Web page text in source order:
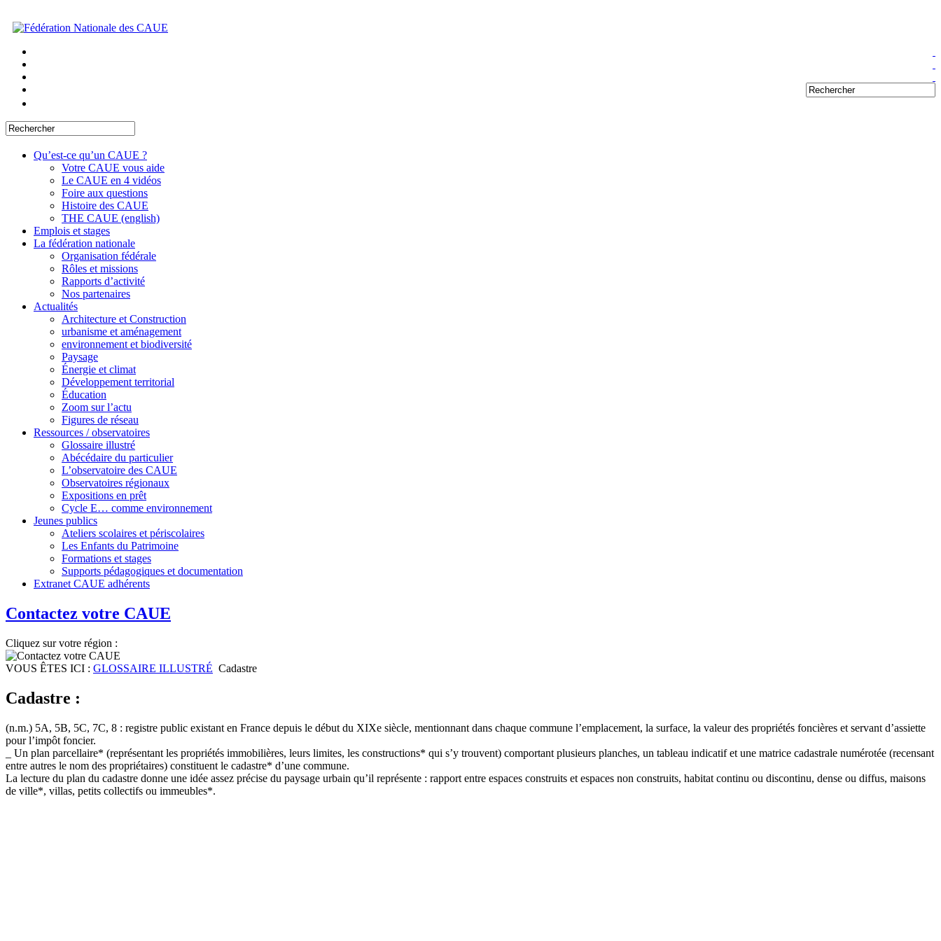
Qu’est-ce qu’un CAUE ?
Votre CAUE vous aide
Le CAUE en 4 vidéos
Foire aux questions
Histoire des CAUE
THE CAUE (english)
Emplois et stages
La fédération nationale
Organisation fédérale
Rôles et missions
Rapports d’activité
Nos partenaires
Actualités
Architecture et Construction
urbanisme et aménagement
environnement et biodiversité
Paysage
Énergie et climat
Développement territorial
Éducation
Zoom sur l’actu
Figures de réseau
Ressources / observatoires
Glossaire illustré
Abécédaire du particulier
L’observatoire des CAUE
Observatoires régionaux
Expositions en prêt
Cycle E… comme environnement
Jeunes publics
Ateliers scolaires et périscolaires
Les Enfants du Patrimoine
Formations et stages
Supports pédagogiques et documentation
Extranet CAUE adhérents
Contactez votre CAUE
Cliquez sur votre région :
VOUS ÊTES ICI : GLOSSAIRE ILLUSTRÉ Cadastre
Cadastre :
(n.m.) 5A, 5B, 5C, 7C, 8 : registre public existant en France depuis le début du XIXe siècle, mentionnant dans chaque commune l’emplacement, la surface, la valeur des propriétés foncières et servant d’assiette
pour l’impôt foncier.
_ Un plan parcellaire* (représentant les propriétés immobilières, leurs limites, les constructions* qui s’y trouvent) comportant plusieurs planches, un tableau indicatif et une matrice cadastrale numérotée (recensant
entre autres le nom des propriétaires) constituent le cadastre* d’une commune.
La lecture du plan du cadastre donne une idée assez précise du paysage urbain qu’il représente : rapport entre espaces construits et espaces non construits, habitat continu ou discontinu, dense ou diffus, maisons
de ville*, villas, petits collectifs ou immeubles*.